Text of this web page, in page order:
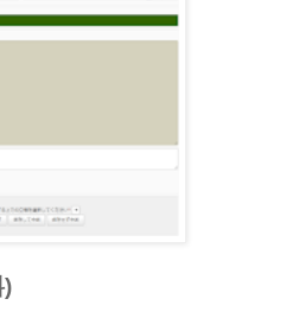
)